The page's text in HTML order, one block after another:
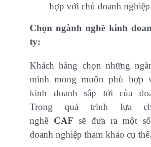
hợp với chủ doanh nghiệp
Chọn ngành nghề kinh
ty:
Khách hàng chọn những
mình mong muốn phù hợp
kinh doanh sắp tới của
Trong quá trình lựa
nghề CAF sẽ đưa ra một
doanh nghiệp tham khảo cụ thể.